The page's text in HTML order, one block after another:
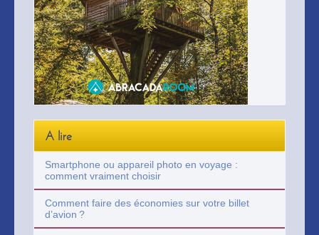
A lire
Smartphone ou appareil photo en voyage :
comment vraiment choisir
Comment faire des économies sur votre billet
d’avion ?